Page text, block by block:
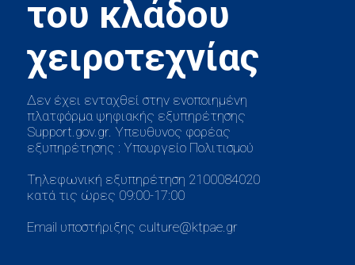
του κλάδου
Δεν έχει ενταχθεί στην ενοποιημένη
πλατφόρμα ψηφιακής εξυπηρέτησης
Support.gov.gr. Υπευθυνος φορέας
εξυπηρέτησης : Υπουργείο Πολιτισμού
Τηλεφωνική εξυπηρέτηση 2100084020
κατά τις ώρες 09:00-17:00
Email υποστήριξης culture@ktpae.gr